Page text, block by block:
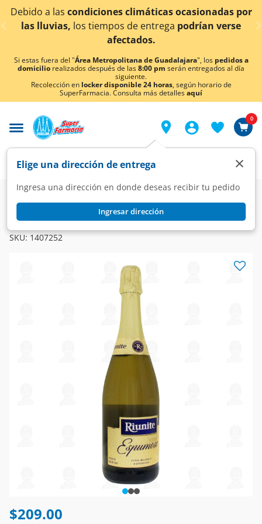
< div class="carousel-inner">
Debido a las condiciones climáticas ocasionadas por
las lluvias, los tiempos de entrega podrían verse
afectados.
Si estas fuera del "Área Metropolitana de Guadalajara", los pedidos a
domicilio realizados después de las8:00 pm serán entregados al día
siguiente.
Recolección en locker disponible 24 horas, según horario de
SuperFarmacia. Consulta más detallesaquí
Elige una dirección de entrega
Ingresa una dirección en donde deseas recibir tu pedido
Ingresar dirección
×
0
Super Bebidas Cerveza, Vinos y Licores Vinos
Vino Blanco Espumoso Riunite, 750 ml.
SKU: 1407252
$209.00